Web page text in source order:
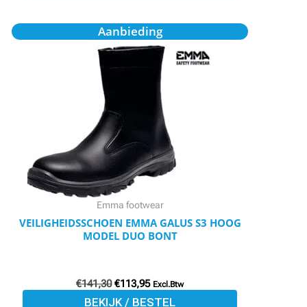
Aanbieding
Emma footwear
VEILIGHEIDSSCHOEN EMMA GALUS S3 HOOG
MODEL DUO BONT
€141,30
Oorspronkelijke
prijs
was:
€113,95
Huidige
prijs
is:
€113,95.
Excl.Btw
BEKIJK / BESTEL
Dit
product
meerdere
variaties.
optie
kan
gekozen
worden
op
de